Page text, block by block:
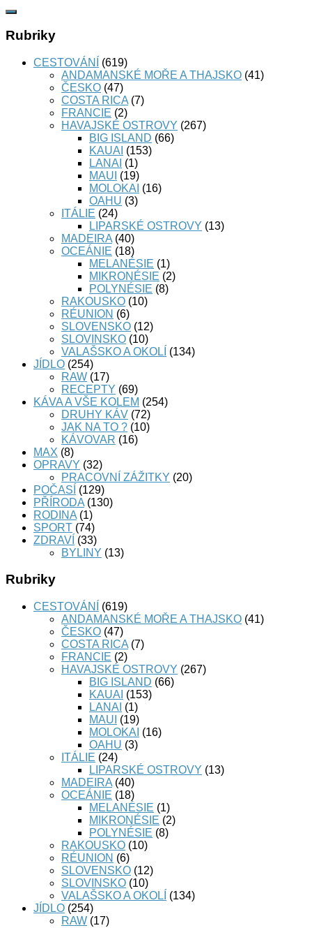
Rubriky
CESTOVÁNÍ
(619)
ANDAMANSKÉ MOŘE A THAJSKO (41)
ČESKO (47)
COSTA RICA (7)
FRANCIE (2)
HAVAJSKÉ OSTROVY (267)
BIG ISLAND (66)
KAUAI (153)
LANAI (1)
MAUI (19)
MOLOKAI (16)
OAHU (3)
ITÁLIE (24)
LIPARSKÉ OSTROVY (13)
MADEIRA (40)
OCEÁNIE (18)
MELANÉSIE (1)
MIKRONÉSIE (2)
POLYNÉSIE (8)
RAKOUSKO (10)
RÉUNION (6)
SLOVENSKO (12)
SLOVINSKO (10)
VALAŠSKO A OKOLÍ (134)
JÍDLO (254)
RAW (17)
RECEPTY (69)
KÁVA A VŠE KOLEM (254)
DRUHY KÁV (72)
JAK NA TO ? (10)
KÁVOVAR (16)
MAX (8)
OPRAVY (32)
PRACOVNÍ ZÁŽITKY (20)
POČASÍ (129)
PŘÍRODA (130)
RODINA (1)
SPORT (74)
ZDRAVÍ (33)
BYLINY (13)
Rubriky
CESTOVÁNÍ
(619)
ANDAMANSKÉ MOŘE A THAJSKO (41)
ČESKO (47)
COSTA RICA (7)
FRANCIE (2)
HAVAJSKÉ OSTROVY (267)
BIG ISLAND (66)
KAUAI (153)
LANAI (1)
MAUI (19)
MOLOKAI (16)
OAHU (3)
ITÁLIE (24)
LIPARSKÉ OSTROVY (13)
MADEIRA (40)
OCEÁNIE (18)
MELANÉSIE (1)
MIKRONÉSIE (2)
POLYNÉSIE (8)
RAKOUSKO (10)
RÉUNION (6)
SLOVENSKO (12)
SLOVINSKO (10)
VALAŠSKO A OKOLÍ (134)
JÍDLO (254)
RAW (17)